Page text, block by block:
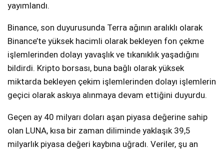
yayımlandı.
Binance, son duyurusunda Terra ağının aralıklı olarak
Binance’te yüksek hacimli olarak bekleyen fon çekme
işlemlerinden dolayı yavaşlık ve tıkanıklık yaşadığını
bildirdi. Kripto borsası, buna bağlı olarak yüksek
miktarda bekleyen çekim işlemlerinden dolayı işlemlerin
geçici olarak askıya alınmaya devam ettiğini duyurdu.
Geçen ay 40 milyarı doları aşan piyasa değerine sahip
olan LUNA, kısa bir zaman diliminde yaklaşık 39,5
milyarlık piyasa değeri kaybına uğradı. Veriler, şu an